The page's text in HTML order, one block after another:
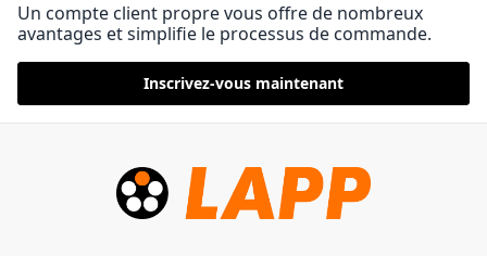
Un compte client propre vous offre de nombreux
avantages et simplifie le processus de commande.
Inscrivez-vous maintenant